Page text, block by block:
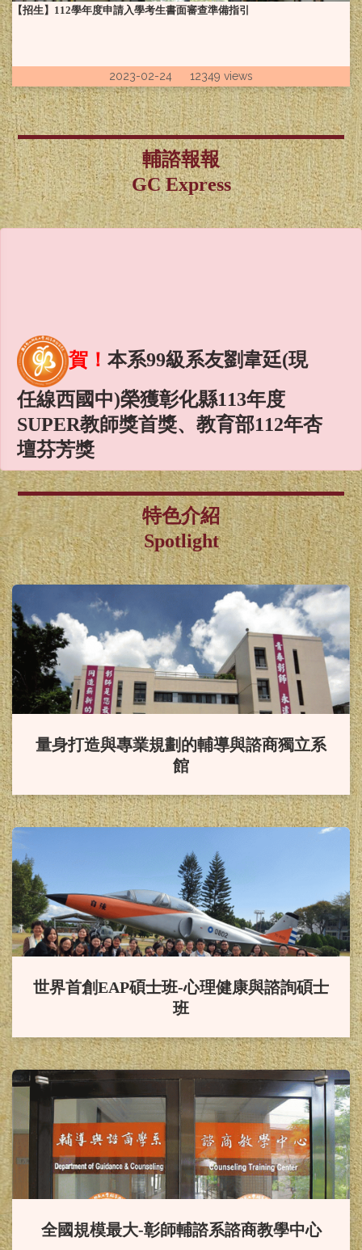
【招生】112學年度申請入學考生書面審查準備指引
2023-02-24 12349 views
輔諮報報
GC Express
任線西國中)榮獲彰化縣113年度
SUPER教師獎首獎、教育部112年杏
壇芬芳獎
賀！本系謝麗紅教授、林淑君
副教授榮獲國科會115年度專題研究
計畫補助
賀！本系謝麗紅教授、陳雪均
助理教授、林淑華助理教授榮獲教
育部115年教學實踐研究計畫
賀！本系同學榮獲115年度
畫」。
賀！本系研究所畢業生114年
諮商心理師高考通過，成績優
異！！
賀！本系114年社會工作師高
考通過，成績優異！！
賀！本系應屆畢業生參加114
年度教師資格檢定考試100%全數通
過。
賀！本系同學榮獲114年度
「國科會補助大專學生研究計
畫」。
恭賀！本系葉怡伶老師升等副
教授
特色介紹
Spotlight
量身打造與專業規劃的輔導與諮商獨立系
館
世界首創EAP碩士班-心理健康與諮詢碩士
班
全國規模最大-彰師輔諮系諮商教學中心